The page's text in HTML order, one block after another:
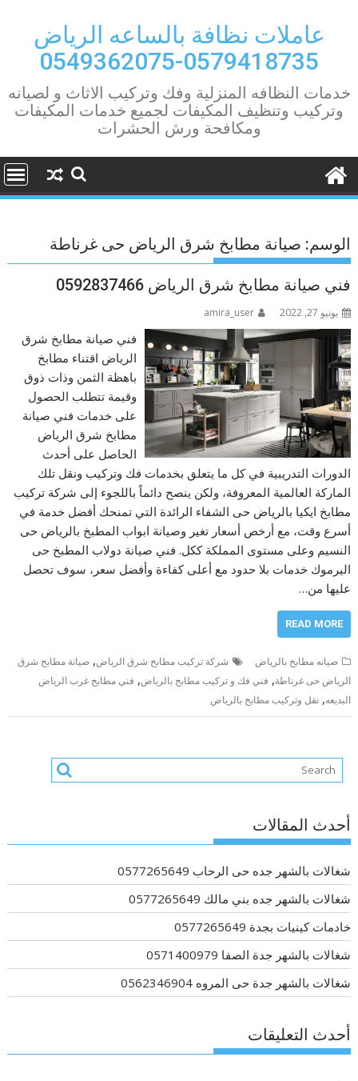
contentعاملات نظافة بالساعه الرياض
0579418735-0549362075
خدمات النظافه المنزلية وفك وتركيب الاثاث و لصيانه
وتركيب وتنظيف المكيفات لجميع خدمات المكيفات
ومكافحة ورش الحشرات
الوسم: صيانة مطابخ شرق الرياض حى غرناطة
فني صيانة مطابخ شرق الرياض 0592837466
يونيو 27, 2022 amira_user
فني صيانة مطابخ شرق
الرياض اقتناء مطابخ
باهظة الثمن وذات ذوق
وقيمة تتطلب الحصول
على خدمات فني صيانة
مطابخ شرق الرياض
الحاصل على أحدث
الدورات التدريبية في كل ما يتعلق بخدمات فك وتركيب ونقل تلك
الماركة العالمية المعروفة، ولكن ينصح دائماً باللجوء إلى شركة تركيب
مطابخ ايكيا بالرياض حى الشفاء الرائدة التي تمنحك أفضل خدمة في
أسرع وقت، مع أرخص أسعار تغير وصيانة ابواب المطبخ بالرياض حى
النسيم وعلى مستوى المملكة ككل. فني صيانة دولاب المطبخ حى
اليرموك خدمات بلا حدود مع أعلى كفاءة وأفضل سعر، سوف تحصل
عليها من…
READ MORE
صيانه مطابخ بالرياض شركة تركيب مطابخ شرق الرياض,صيانة مطابخ شرق
الرياض حى غرناطة, فني فك و تركيب مطابخ بالرياض, فني مطابخ غرب الرياض
البديعه,نقل وتركيب مطابخ بالرياض
أحدث المقالات
شغالات بالشهر جده حى الرحاب 0577265649
شغالات بالشهر جده بني مالك 0577265649
خادمات كينيات بجدة 0577265649
شغالات بالشهر جدة الصفا 0571400979
شغالات بالشهر جدة حى المروه 0562346904
أحدث التعليقات